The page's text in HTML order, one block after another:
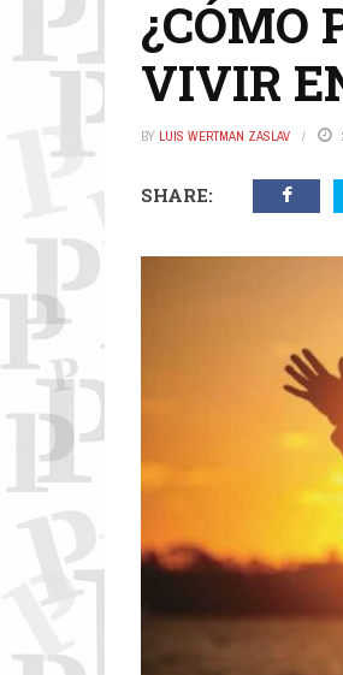
¿CÓMO
VIVIR
BY LUIS WERTMAN ZASLAV
SHARE: